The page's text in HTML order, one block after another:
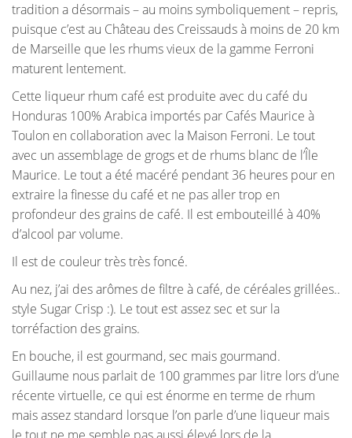
tradition a désormais – au moins symboliquement – repris,
puisque c’est au Château des Creissauds à moins de 20 km
de Marseille que les rhums vieux de la gamme Ferroni
maturent lentement.
Cette liqueur rhum café est produite avec du café du
Honduras 100% Arabica importés par Cafés Maurice à
Toulon en collaboration avec la Maison Ferroni. Le tout
avec un assemblage de grogs et de rhums blanc de l’Île
Maurice. Le tout a été macéré pendant 36 heures pour en
extraire la finesse du café et ne pas aller trop en
profondeur des grains de café. Il est embouteillé à 40%
d’alcool par volume.
Il est de couleur très très foncé.
Au nez, j’ai des arômes de filtre à café, de céréales grillées..
style Sugar Crisp :). Le tout est assez sec et sur la
torréfaction des grains.
En bouche, il est gourmand, sec mais gourmand.
Guillaume nous parlait de 100 grammes par litre lors d’une
récente virtuelle, ce qui est énorme en terme de rhum
mais assez standard lorsque l’on parle d’une liqueur mais